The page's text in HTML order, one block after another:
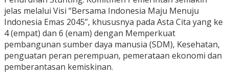
jelas melalui Visi “Bersama Indonesia Maju Menuju
Indonesia Emas 2045”, khususnya pada Asta Cita yang ke
4 (empat) dan 6 (enam) dengan Memperkuat
pembangunan sumber daya manusia (SDM), Kesehatan,
penguatan peran perempuan, pemerataan ekonomi dan
pemberantasan kemiskinan.